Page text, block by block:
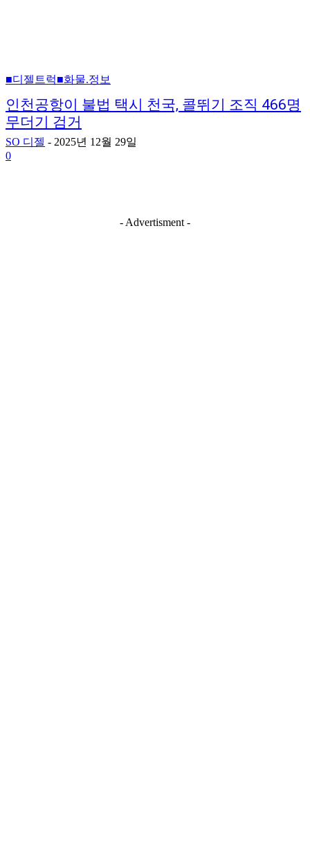
■디젤트럭■화물.정보
인천공항이 불법 택시 천국, 콜뛰기 조직 466명
무더기 검거
SO 디젤 - 2025년 12월 29일
0
- Advertisment -